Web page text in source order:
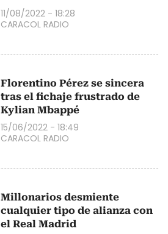
11/08/2022 - 18:28
CARACOL RADIO
Florentino Pérez se sincera
tras el fichaje frustrado de
Kylian Mbappé
15/06/2022 - 18:49
CARACOL RADIO
Millonarios desmiente
cualquier tipo de alianza con
el Real Madrid